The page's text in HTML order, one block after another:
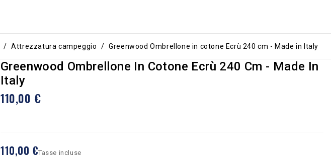
Attrezzatura campeggio Greenwood Ombrellone in cotone Ecrù 240 cm - Made in Italy
Greenwood Ombrellone In Cotone Ecrù 240 Cm - Made In
Italy
110,00 €
110,00 €Tasse incluse